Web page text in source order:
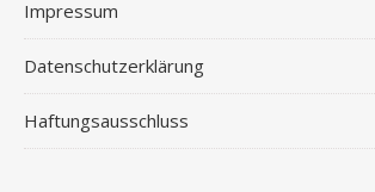
Impressum
Datenschutzerklärung
Haftungsausschluss